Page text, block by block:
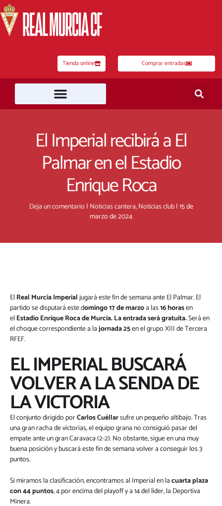
al
contenido
Tienda online Comprar entradas
El Imperial recibirá a El
Palmar en el Estadio
Enrique Roca
Deja un comentario | Noticias cantera,Noticias club|15 de
marzo de 2024
ElReal Murcia Imperialjugará este fin de semana ante El Palmar. El
partido se disputará este domingo 17 de marzoa las16 horasen
elEstadio Enrique Roca de Murcia. La entrada será gratuita.Será en
el choque correspondiente a lajornada 25en el grupo XIII de Tercera
RFEF.
EL IMPERIAL BUSCARÁ
VOLVER A LA SENDA DE
LA VICTORIA
El conjunto dirigido porCarlos Cuéllarsufre un pequeño altibajo. Tras
una gran racha de victorias, el equipo grana no consiguió pasar del
empate ante un gran Caravaca (2-2). No obstante, sigue en una muy
buena posición y buscará este fin de semana volver a conseguir los 3
puntos.
Si miramos la clasificación, encontramos al Imperial en lacuarta plaza
con 44 puntos, 4 por encima del playoff y a 14 del líder, la Deportiva
Minera.